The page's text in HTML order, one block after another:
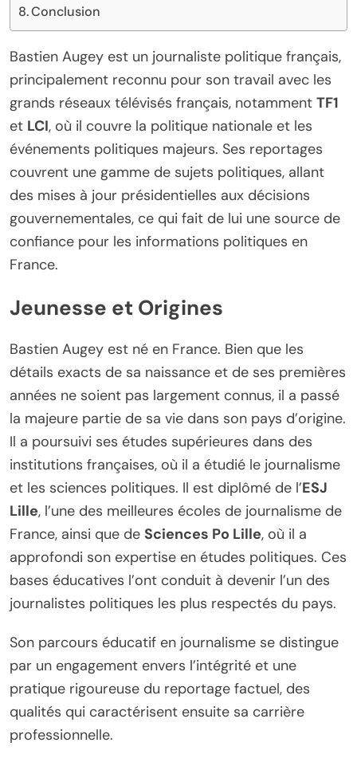
Conclusion
Bastien Augey est un journaliste politique français,
principalement reconnu pour son travail avec les
grands réseaux télévisés français, notamment TF1
et LCI, où il couvre la politique nationale et les
événements politiques majeurs. Ses reportages
couvrent une gamme de sujets politiques, allant
des mises à jour présidentielles aux décisions
gouvernementales, ce qui fait de lui une source de
confiance pour les informations politiques en
France.
Jeunesse et Origines
Bastien Augey est né en France. Bien que les
détails exacts de sa naissance et de ses premières
années ne soient pas largement connus, il a passé
la majeure partie de sa vie dans son pays d’origine.
Il a poursuivi ses études supérieures dans des
institutions françaises, où il a étudié le journalisme
et les sciences politiques. Il est diplômé de l’ESJ
Lille, l’une des meilleures écoles de journalisme de
France, ainsi que de Sciences Po Lille, où il a
approfondi son expertise en études politiques. Ces
bases éducatives l’ont conduit à devenir l’un des
journalistes politiques les plus respectés du pays.
Son parcours éducatif en journalisme se distingue
par un engagement envers l’intégrité et une
pratique rigoureuse du reportage factuel, des
qualités qui caractérisent ensuite sa carrière
professionnelle.